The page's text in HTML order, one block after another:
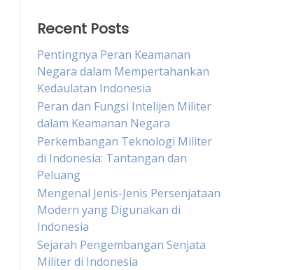
Recent Posts
Pentingnya Peran Keamanan
Negara dalam Mempertahankan
Kedaulatan Indonesia
Peran dan Fungsi Intelijen Militer
dalam Keamanan Negara
Perkembangan Teknologi Militer
di Indonesia: Tantangan dan
Peluang
Mengenal Jenis-Jenis Persenjataan
Modern yang Digunakan di
Indonesia
Sejarah Pengembangan Senjata
Militer di Indonesia